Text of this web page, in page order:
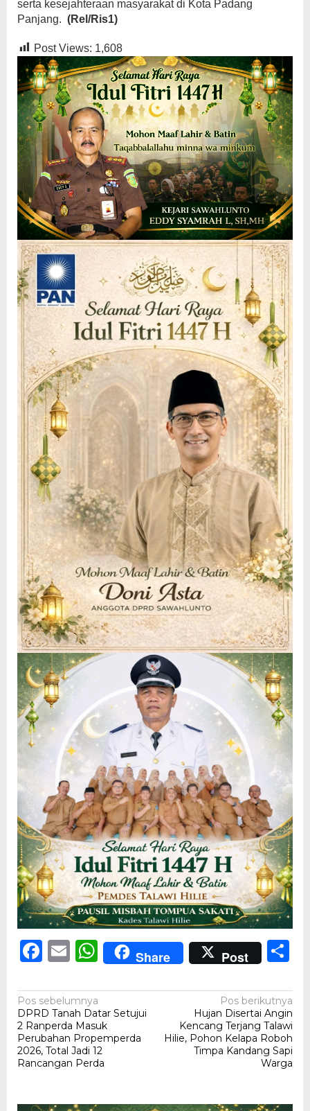
serta kesejahteraan masyarakat di Kota Padang
Panjang. (Rel/Ris1)
Post Views: 1,608
Facebook
EmailWhatsApp
Share Post
Navigasi
pos
Pos sebelumnya
DPRD Tanah Datar Setujui
2 Ranperda Masuk
Perubahan Propemperda
2026, Total Jadi 12
Rancangan Perda
Pos berikutnya
Hujan Disertai Angin
Kencang Terjang Talawi
Hilie, Pohon Kelapa Roboh
Timpa Kandang Sapi
Warga